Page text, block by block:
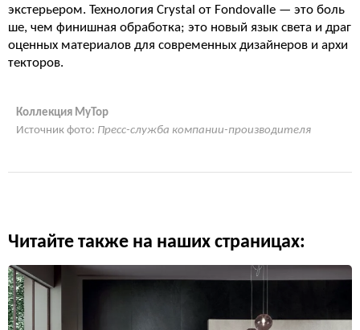
экстерьером. Технология Crystal от Fondovalle — это боль
ше, чем финишная обработка; это новый язык света и драг
оценных материалов для современных дизайнеров и архи
текторов.
Коллекция MyTop
Источник фото: Пресс-служба компании-производителя
Читайте также на наших страницах: